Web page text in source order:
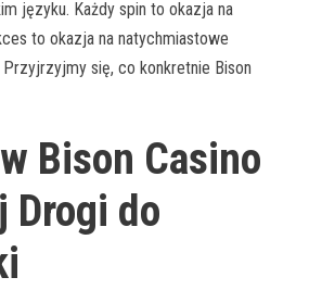
języku. Każdy spin to okazja na
to okazja na natychmiastowe
się, co konkretnie Bison
Bison Casino
Drogi do